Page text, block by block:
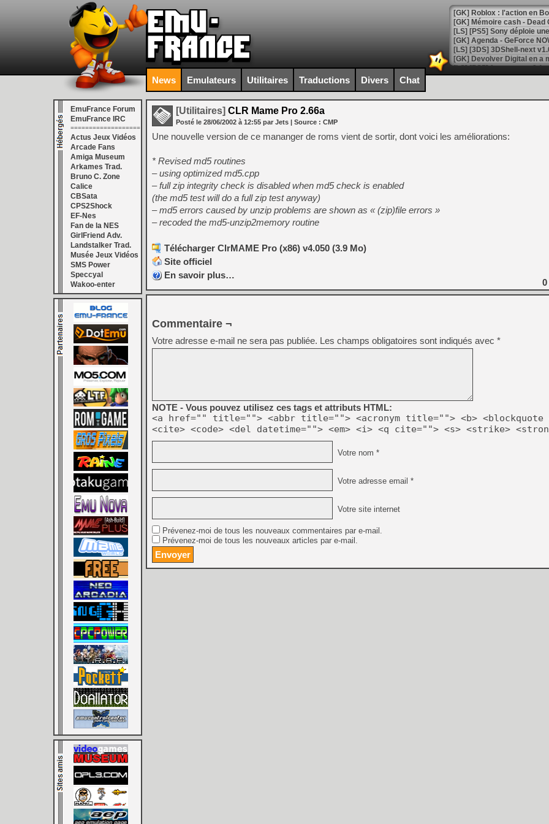
[GK] Roblox : l'action en
[GK] Agenda - GeForce
[GK] Devolver Digital en a
[LS] [PS5] ps5-y2jb-
[GK] Pourquoi Marvel
[GK] Test : Restory : Chill
[GK] GTA 6 : Rockstar
[GK] Hot Wheels Infinite
[GK] Mémoire cash -
[GK] Résultats Nintendo :
[GK] Déjà des
[Mo5] Brickboy cherche à
[GK] Minecraft et ses «
[GK] Beast of
[GK] Ubisoft : fin de partie
[GK] Mémoire cash -
[GK] Dan Houser (GTA)
[GK] Comment EA Sports
[GK] Crimson Moon : un
[GK] Isle of Reveries : le
[GK] Moonlighter 2 : The
[GK] Capcom relance
[Mo5] Deux inédits du
[GK] Le beat'em up The
[GK] Endless Legend 2 :
[LS] [PS5] Le WebKit
[GK] Oubliez Crazy Taxi,
[LS] [Switch] NSZ 5.0.0
[GK] Bethesda fête les 30
News Emulateurs Utilitaires Traductions Divers Chat
EmuFrance Forum
EmuFrance IRC
===================
Actus Jeux Vidéos
Arcade Fans
Amiga Museum
Arkames Trad.
Bruno C. Zone
Calice
CBSata
CPS2Shock
EF-Nes
Fan de la NES
GirlFriend Adv.
Landstalker Trad.
Musée Jeux Vidéos
SMS Power
Speccyal
Wakoo-enter
[Utilitaires] CLR Mame Pro 2.66a
Posté le 28/06/2002 à 12:55 par Jets | Source : CMP
Une nouvelle version de ce mananger de roms vient de sortir, dont voici les améliorations:
* Revised md5 routines
– using optimized md5.cpp
– full zip integrity check is disabled when md5 check is enabled
(the md5 test will do a full zip test anyway)
– md5 errors caused by unzip problems are shown as « (zip)file errors »
– recoded the md5-unzip2memory routine
Télécharger ClrMAME Pro (x86) v4.050 (3.9 Mo)
Site officiel
En savoir plus…
0
Commentaire ¬
Votre adresse e-mail ne sera pas publiée. Les champs obligatoires sont indiqués avec *
NOTE - Vous pouvez utilisez ces tags et attributs HTML:
<a href="" title=""> <abbr title=""> <acronym title=""> <b> <blockquote
<cite> <code> <del datetime=""> <em> <i> <q cite=""> <s> <strike>
Votre nom *
Votre adresse email *
Votre site internet
Prévenez-moi de tous les nouveaux commentaires par e-mail.
Prévenez-moi de tous les nouveaux articles par e-mail.